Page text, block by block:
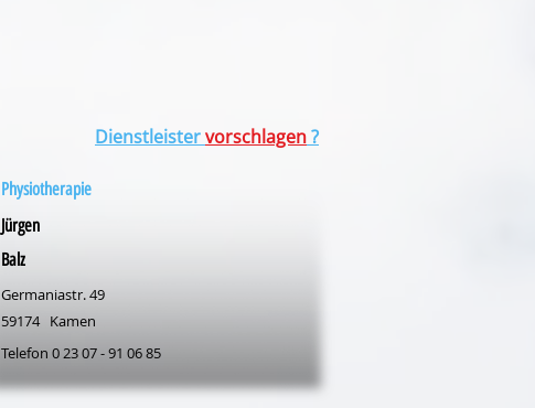
Dienstleistervorschlagen?
Physiotherapie
Jürgen
Balz
Germaniastr. 49
59174 Kamen
Telefon 0 23 07 - 91 06 85